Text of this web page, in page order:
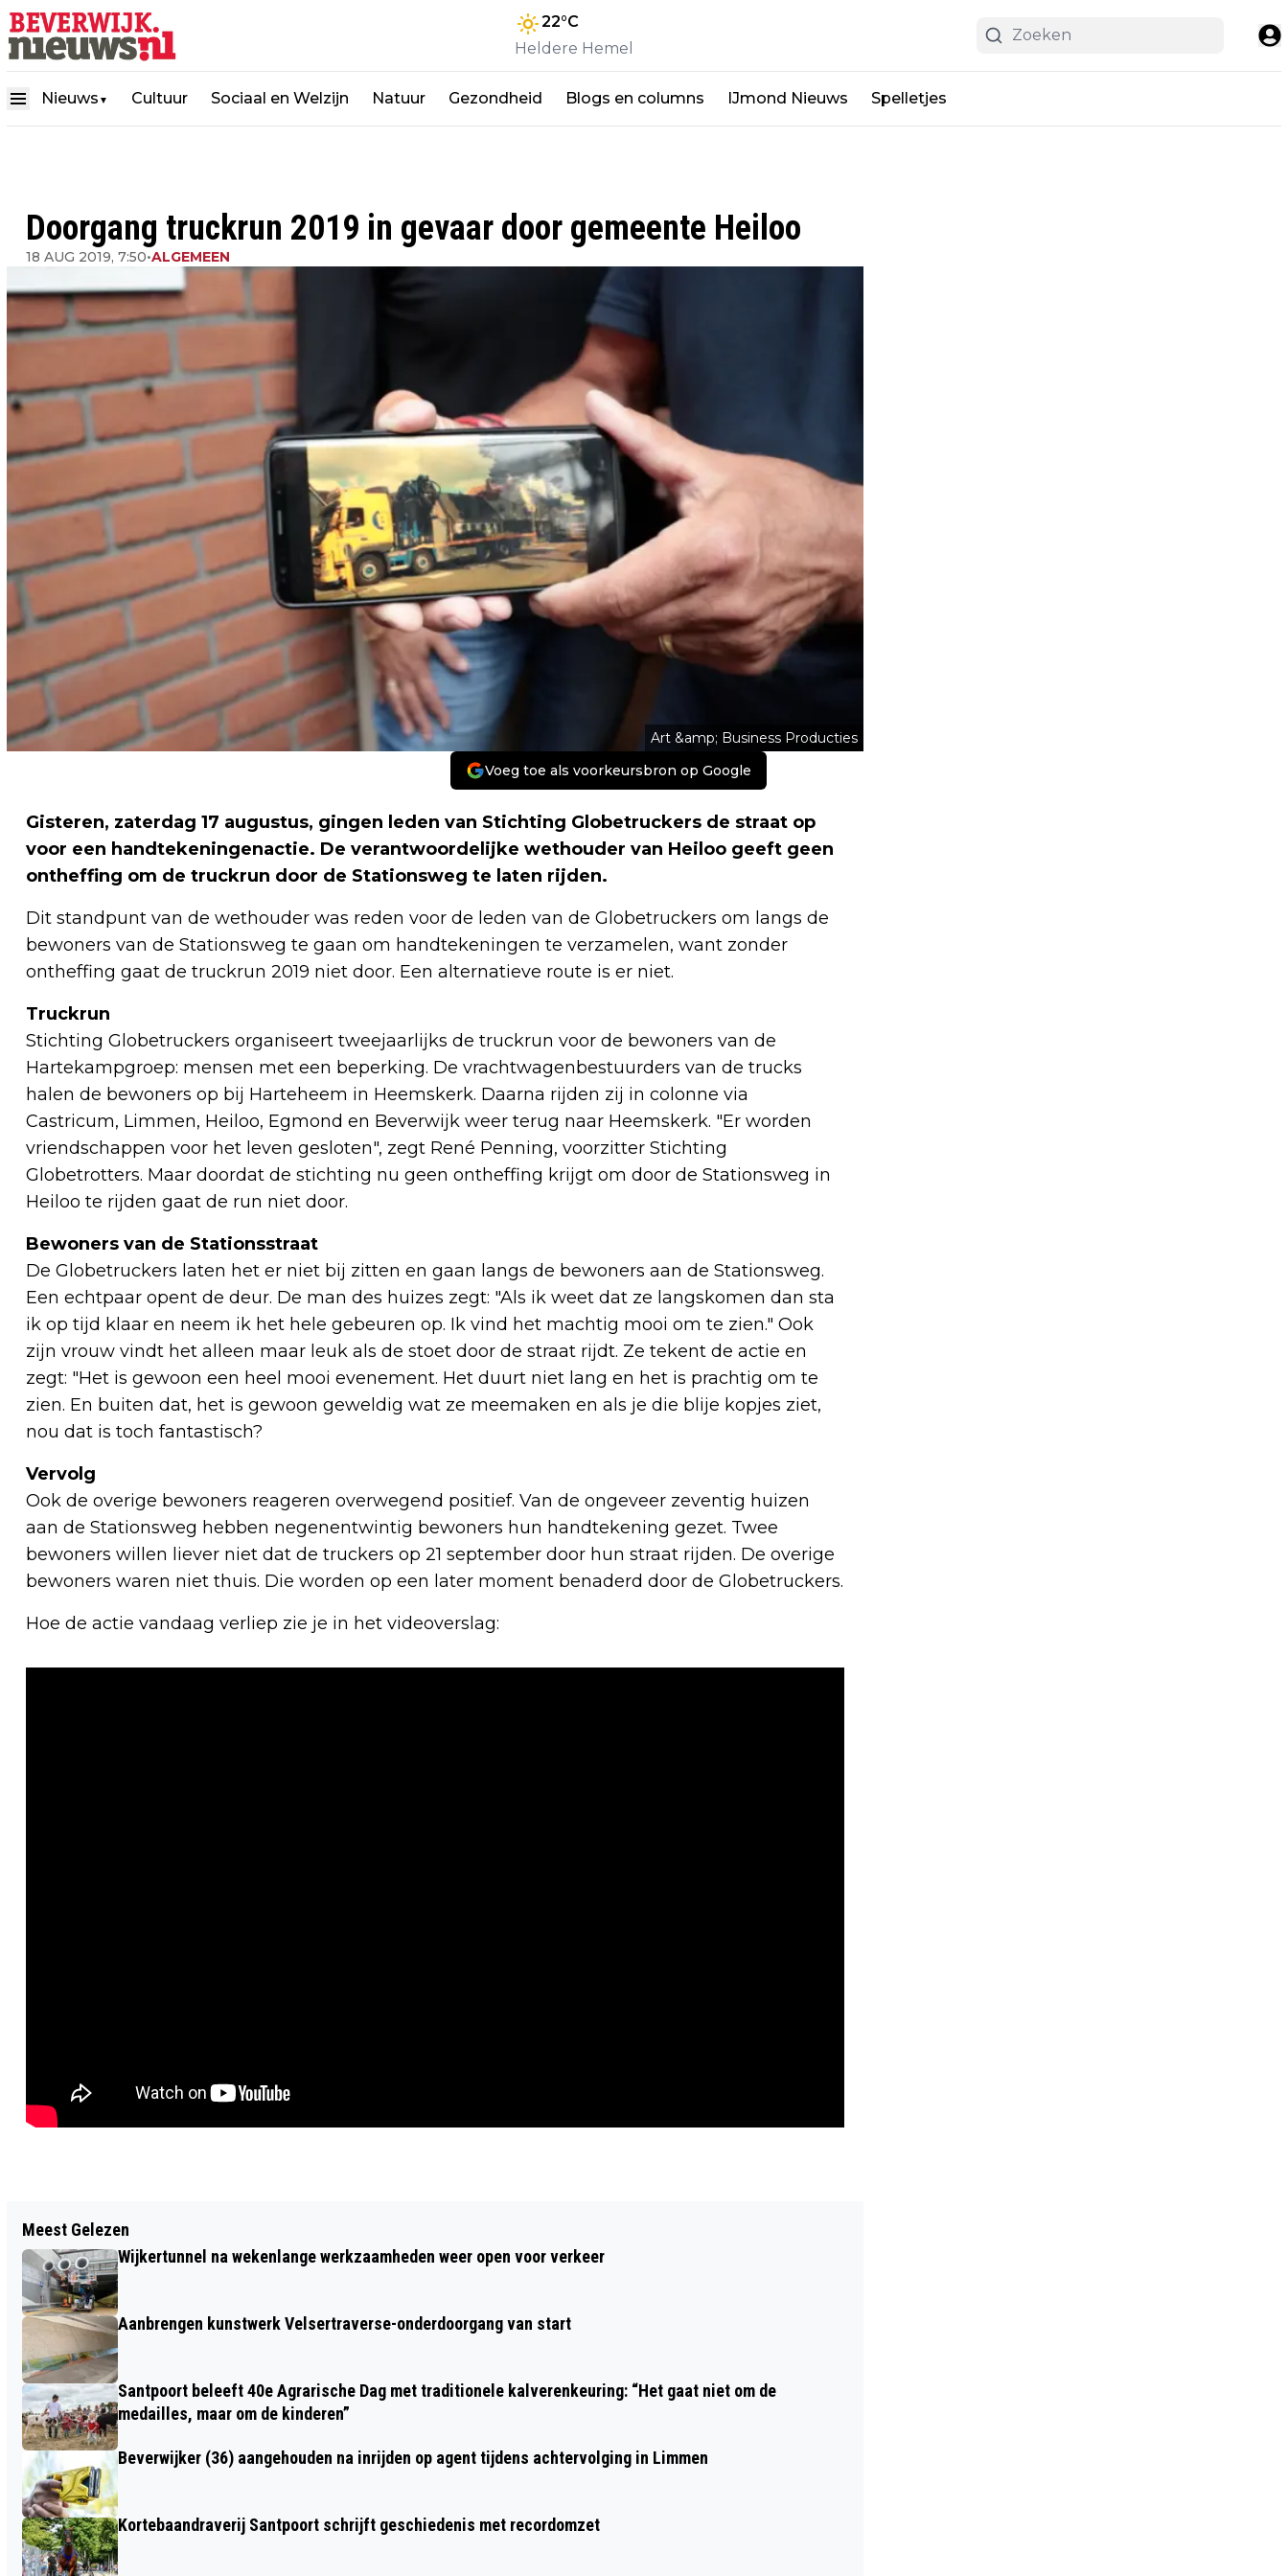
22°C
Heldere Hemel
Nieuws ▼ Cultuur Sociaal en Welzijn Natuur Gezondheid Blogs en columns IJmond Nieuws Spelletjes
Doorgang truckrun 2019 in gevaar door gemeente Heiloo
18 AUG 2019, 7:50•ALGEMEEN
Art &amp; Business Producties
Voeg toe als voorkeursbron op Google
Gisteren, zaterdag 17 augustus, gingen leden van Stichting Globetruckers de straat op
voor een handtekeningenactie. De verantwoordelijke wethouder van Heiloo geeft geen
ontheffing om de truckrun door de Stationsweg te laten rijden.
Dit standpunt van de wethouder was reden voor de leden van de Globetruckers om langs de
bewoners van de Stationsweg te gaan om handtekeningen te verzamelen, want zonder
ontheffing gaat de truckrun 2019 niet door. Een alternatieve route is er niet.
Truckrun
Stichting Globetruckers organiseert tweejaarlijks de truckrun voor de bewoners van de
Hartekampgroep: mensen met een beperking. De vrachtwagenbestuurders van de trucks
halen de bewoners op bij Harteheem in Heemskerk. Daarna rijden zij in colonne via
Castricum, Limmen, Heiloo, Egmond en Beverwijk weer terug naar Heemskerk. "Er worden
vriendschappen voor het leven gesloten", zegt René Penning, voorzitter Stichting
Globetrotters. Maar doordat de stichting nu geen ontheffing krijgt om door de Stationsweg in
Heiloo te rijden gaat de run niet door.
Bewoners van de Stationsstraat
De Globetruckers laten het er niet bij zitten en gaan langs de bewoners aan de Stationsweg.
Een echtpaar opent de deur. De man des huizes zegt: "Als ik weet dat ze langskomen dan sta
ik op tijd klaar en neem ik het hele gebeuren op. Ik vind het machtig mooi om te zien." Ook
zijn vrouw vindt het alleen maar leuk als de stoet door de straat rijdt. Ze tekent de actie en
zegt: "Het is gewoon een heel mooi evenement. Het duurt niet lang en het is prachtig om te
zien. En buiten dat, het is gewoon geweldig wat ze meemaken en als je die blije kopjes ziet,
nou dat is toch fantastisch?
Vervolg
Ook de overige bewoners reageren overwegend positief. Van de ongeveer zeventig huizen
aan de Stationsweg hebben negenentwintig bewoners hun handtekening gezet. Twee
bewoners willen liever niet dat de truckers op 21 september door hun straat rijden. De overige
bewoners waren niet thuis. Die worden op een later moment benaderd door de Globetruckers.
Hoe de actie vandaag verliep zie je in het videoverslag:
DRIE GEWONDEN BIJ ERNSTIG ONGELUK
IN BEVERWIJK
Meest Gelezen
Wijkertunnel na wekenlange werkzaamheden weer open voor verkeer
Aanbrengen kunstwerk Velsertraverse-onderdoorgang van start
Santpoort beleeft 40e Agrarische Dag met traditionele kalverenkeuring: “Het gaat niet om de
medailles, maar om de kinderen”
Beverwijker (36) aangehouden na inrijden op agent tijdens achtervolging in Limmen
Kortebaandraverij Santpoort schrijft geschiedenis met recordomzet